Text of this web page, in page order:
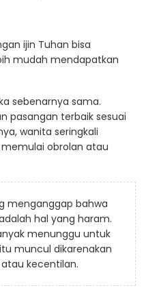
ijin Tuhan bisa
mudah mendapatkan
sebenarnya sama.
pasangan terbaik sesuai
wanita seringkali
obrolan atau
menganggap bahwa
hal yang haram.
menunggu untuk
muncul dikarenakan
kecentilan.